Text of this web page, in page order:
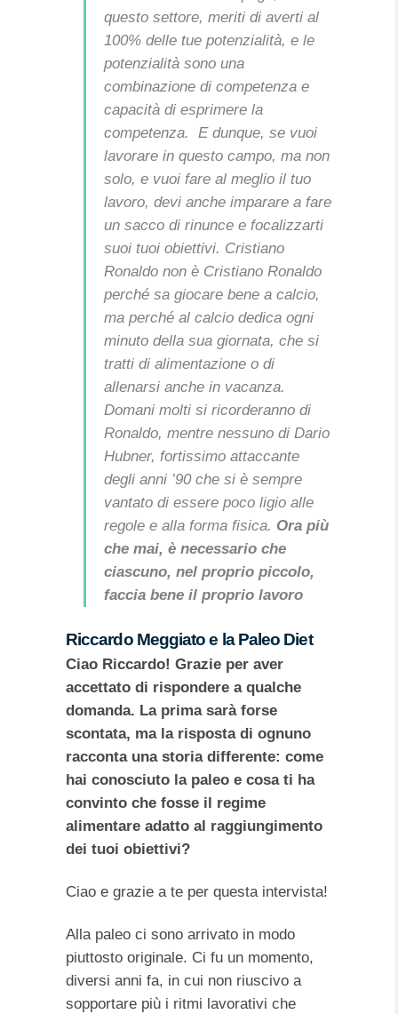
questo settore, meriti di averti al
100% delle tue potenzialità, e le
potenzialità sono una
combinazione di competenza e
capacità di esprimere la
competenza. E dunque, se vuoi
lavorare in questo campo, ma non
solo, e vuoi fare al meglio il tuo
lavoro, devi anche imparare a fare
un sacco di rinunce e focalizzarti
suoi tuoi obiettivi. Cristiano
Ronaldo non è Cristiano Ronaldo
perché sa giocare bene a calcio,
ma perché al calcio dedica ogni
minuto della sua giornata, che si
tratti di alimentazione o di
allenarsi anche in vacanza.
Domani molti si ricorderanno di
Ronaldo, mentre nessuno di Dario
Hubner, fortissimo attaccante
degli anni ’90 che si è sempre
vantato di essere poco ligio alle
regole e alla forma fisica. Ora più
che mai, è necessario che
ciascuno, nel proprio piccolo,
faccia bene il proprio lavoro
Riccardo Meggiato e la Paleo Diet
Ciao Riccardo! Grazie per aver
accettato di rispondere a qualche
domanda. La prima sarà forse
scontata, ma la risposta di ognuno
racconta una storia differente: come
hai conosciuto la paleo e cosa ti ha
convinto che fosse il regime
alimentare adatto al raggiungimento
dei tuoi obiettivi?
Ciao e grazie a te per questa intervista!
Alla paleo ci sono arrivato in modo
piuttosto originale. Ci fu un momento,
diversi anni fa, in cui non riuscivo a
sopportare più i ritmi lavorativi che